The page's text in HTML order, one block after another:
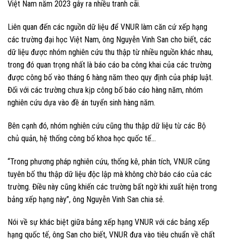
Việt Nam năm 2023 gây ra nhiều tranh cãi.
Liên quan đến các nguồn dữ liệu để VNUR làm căn cứ xếp hạng
các trường đại học Việt Nam, ông Nguyễn Vinh San cho biết, các
dữ liệu được nhóm nghiên cứu thu thập từ nhiều nguồn khác nhau,
trong đó quan trọng nhất là báo cáo ba công khai của các trường
được công bố vào tháng 6 hàng năm theo quy định của pháp luật.
Đối với các trường chưa kịp công bố báo cáo hàng năm, nhóm
nghiên cứu dựa vào đề án tuyển sinh hàng năm.
Bên cạnh đó, nhóm nghiên cứu cũng thu thập dữ liệu từ các Bộ
chủ quản, hệ thống công bố khoa học quốc tế…
“Trong phương pháp nghiên cứu, thống kê, phân tích, VNUR cũng
tuyên bố thu thập dữ liệu độc lập mà không chờ báo cáo của các
trường. Điều này cũng khiến các trường bất ngờ khi xuất hiện trong
bảng xếp hạng này”, ông Nguyễn Vinh San chia sẻ.
Nói về sự khác biệt giữa bảng xếp hạng VNUR với các bảng xếp
hạng quốc tế, ông San cho biết, VNUR đưa vào tiêu chuẩn về chất